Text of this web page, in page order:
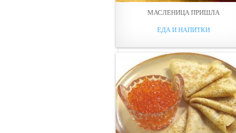
МАСЛЕНИЦА ПРИШЛА
ЕДА И НАПИТКИ